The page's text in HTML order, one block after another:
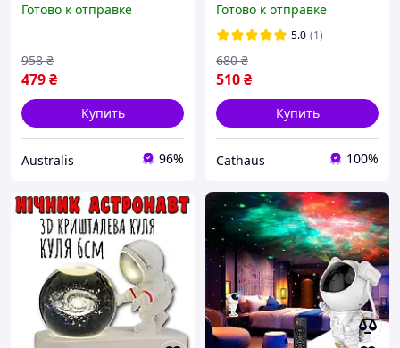
светильник с проекцией
галактика с пультом на
луне
Готово к отправке
479₴
958 ₴
Купить
Australis 96%
Bluetooth колонкой,
пультом и 8 режимами,
детский ночник от USB
Готово к отправке
5.0 (1)
510₴
680 ₴
Купить
Cathaus 100%